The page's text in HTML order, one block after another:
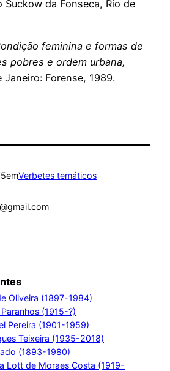
Suckow da Fonseca, Rio de
feminina e formas de
pobres e ordem urbana,
Janeiro: Forense, 1989.
emVerbetes temáticos
Oliveira (1897-1984)
(1915-?)
Pereira (1901-1959)
Teixeira (1935-2018)
(1893-1980)
Lott de Moraes Costa (1919-